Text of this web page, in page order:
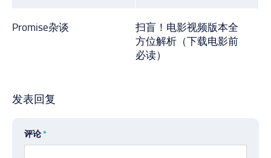
Promise杂谈
扫盲！电影视频版本全
方位解析（下载电影前
必读）
发表回复
评论*